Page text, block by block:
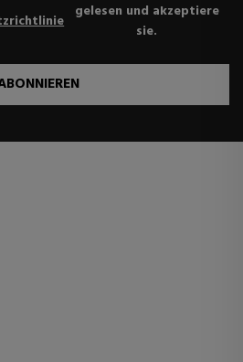
gelesen und akzeptiere
sie.